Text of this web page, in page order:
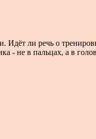
Идёт ли речь о
- не в пальцах, а в